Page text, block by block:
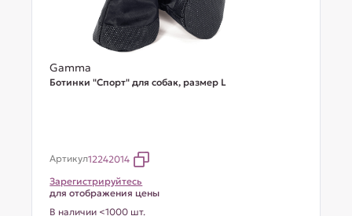
Gamma
Ботинки "Спорт" для собак, размер L
Артикул12242014
Зарегистрируйтесь
для отображения цены
В наличии <1000 шт.